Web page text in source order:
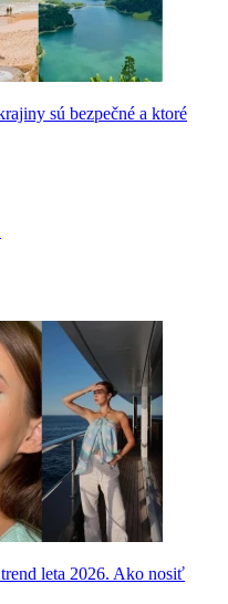
sú bezpečné a ktoré
leta 2026. Ako nosiť